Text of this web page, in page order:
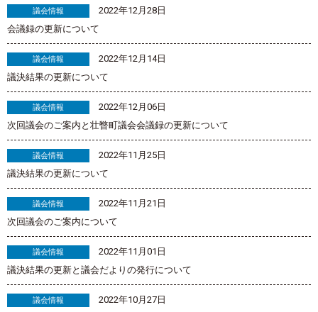
議会情報
2022年12月28日
会議録の更新について
議会情報
2022年12月14日
議決結果の更新について
議会情報
2022年12月06日
次回議会のご案内と壮瞥町議会会議録の更新について
議会情報
2022年11月25日
議決結果の更新について
議会情報
2022年11月21日
次回議会のご案内について
議会情報
2022年11月01日
議決結果の更新と議会だよりの発行について
議会情報
2022年10月27日